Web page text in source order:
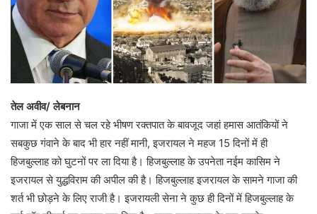
तेल अवीव/ लेबनान
गाजा में एक साल से चल रहे भीषण रक्तपात के बावजूद जहां हमास आतंकियों ने
सबकुछ गंवाने के बाद भी हार नहीं मानी, इजरायल ने महज 15 दिनों में ही
हिजबुल्लाह को घुटनों पर ला दिया है। हिजबुल्लाह के उपनेता नईम कासिम ने
इजरायल से युद्धविराम की अपील की है। हिजबुल्लाह इजरायल के सामने गाजा की
शर्त भी छोड़ने के लिए राजी है। इजरायली सेना ने कुछ ही दिनों में हिजबुल्लाह के